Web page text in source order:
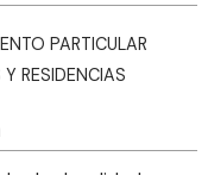
PARTICULAR
Y RESIDENCIAS